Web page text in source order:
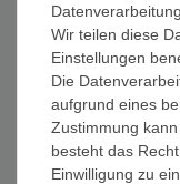
Wir teilen diese
Einstellungen
Die
aufgrund eines
Zustimmung
besteht das
Einwilligung zu